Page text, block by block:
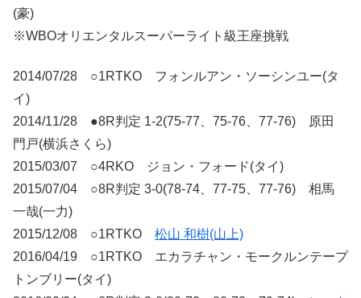
(豪)
※WBOオリエンタルスーパーライト級王座挑戦
2014/07/28 ○1RTKO フォンルアン・ソーシンユー(タ
イ)
2014/11/28 ●8R判定 1-2(75-77、75-76、77-76) 原田
門戸(横浜さくら)
2015/03/07 ○4RKO ジョン・フォード(タイ)
2015/07/04 ○8R判定 3-0(78-74、77-75、77-76) 相馬
一哉(一力)
2015/12/08 ○1RTKO 松山 和樹(山上)
2016/04/19 ○1RTKO エカラチャン・モークルンテープ
トンブリー(タイ)